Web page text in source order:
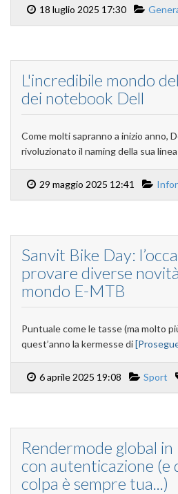
18 luglio 2025 17:30
L'incredibile mondo
dei notebook Dell
Come molti sapranno a inizio anno,
rivoluzionato il naming della sua
29 maggio 2025 12:41
Sanvit Bike Day:
provare diverse
mondo E-MTB
Puntuale come le tasse (ma molto
quest’anno la kermesse di
6 aprile 2025 19:08 Sport
Rendermode global
con autenticazione (e
colpa è sempre tua...)